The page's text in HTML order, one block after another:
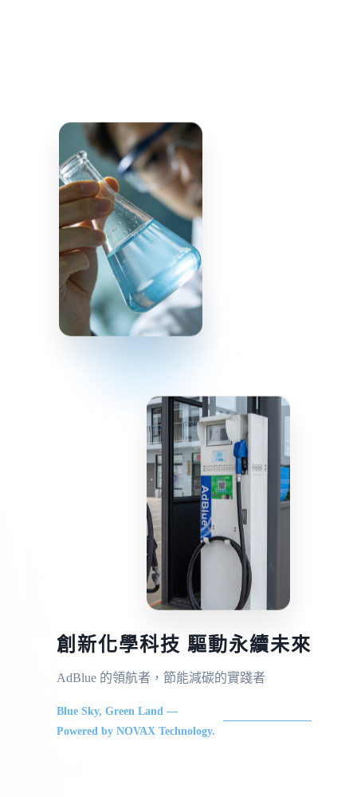
創新化學科技 驅動永續未來
AdBlue 的領航者，節能減碳的實踐者
Blue Sky, Green Land —
Powered by NOVAX Technology.